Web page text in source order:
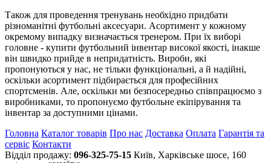
Також для проведення тренувань необхідно придбати
різноманітні футбольні аксесуари. Асортимент у кожному
окремому випадку визначається тренером. При їх виборі
головне - купити футбольний інвентар високої якості, інакше
він швидко прийде в непридатність. Вироби, які
пропонуються у нас, не тільки функціональні, а й надійні,
оскільки асортимент підбирається для професійних
спортсменів. Але, оскільки ми безпосередньо співпрацюємо з
виробниками, то пропонуємо футбольне екіпірування та
інвентар за доступними цінами.
Головна Каталог товарів Про нас Доставка Оплата Гарантія та
сервіс Контакти
Відділ продажу: 096-325-75-15 Київ, Харківське шосе, 160